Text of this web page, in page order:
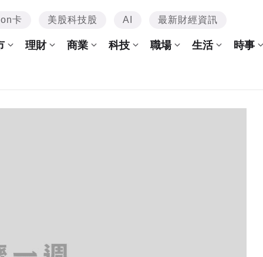
卡 美股科技股 AI 最新財經資訊
理財 商業 科技 職場 生活 時事